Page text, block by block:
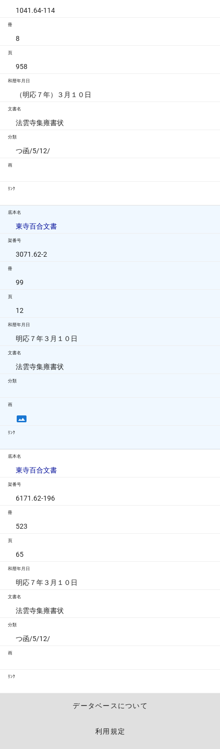
1041.64-114
冊
8
頁
958
和暦年月日
（明応７年）３月１０日
文書名
法雲寺集雍書状
分類
つ函/5/12/
画
ﾘﾝｸ
底本名
東寺百合文書
架番号
3071.62-2
冊
99
頁
12
和暦年月日
明応７年３月１０日
文書名
法雲寺集雍書状
分類
画
ﾘﾝｸ
底本名
東寺百合文書
架番号
6171.62-196
冊
523
頁
65
和暦年月日
明応７年３月１０日
文書名
法雲寺集雍書状
分類
つ函/5/12/
画
ﾘﾝｸ
データベースについて
利用規定